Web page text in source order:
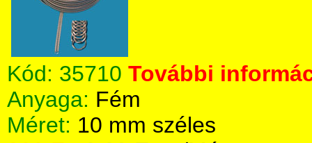
Kód: 35710 További
Anyaga: Fém
Méret: 10 mm széles